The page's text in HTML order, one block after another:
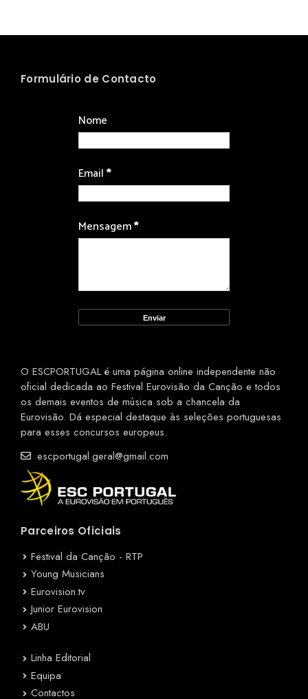
Formulário de Contacto
Nome
Email*
Mensagem*
O ESCPORTUGAL é uma página online independente não
oficial dedicada ao Festival Eurovisão da Canção e todos
os demais eventos de música sob a chancela da
Eurovisão. Dá especial destaque às seleções portuguesas
para esses concursos europeus.
escportugal.geral@gmail.com
Parceiros Oficiais
Festival da Canção - RTP
Young Musicians
Eurovision.tv
Junior Eurovision
ABU
Linha Editorial
Equipa
Contactos